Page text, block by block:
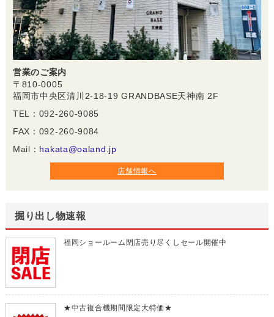
営業のご案内
〒810-0005
福岡市中央区清川2-18-19 GRANDBASE天神南 2F
TEL：092-260-9085
FAX：092-260-9084
Mail： hakata@oaland.jp
店舗情報へ
掘り出し物速報
福岡ショールーム閉店売り尽くしセール開催中
★中古複合機期間限定大特価★